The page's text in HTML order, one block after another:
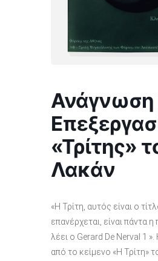
Ανάγνωση
«Τρίτης»
Λακάν
«Η Τρίτη, αυτός είναι ο
επανέρχεται, είναι πάντα
λέει ο Gerard De Nerval 1 ».
από το κείμενο «Η Τρίτη»